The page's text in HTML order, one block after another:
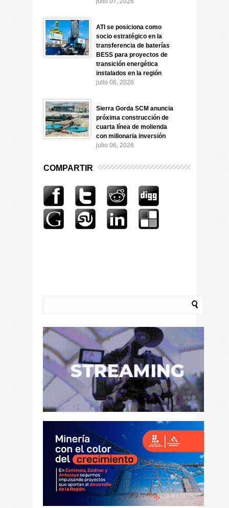
ATI se posiciona como
socio estratégico en la
transferencia de baterías
BESS para proyectos de
transición energética
instalados en la región
julio 06, 2026
Sierra Gorda SCM anuncia
próxima construcción de
cuarta línea de molienda
con millonaria inversión
julio 06, 2026
COMPARTIR